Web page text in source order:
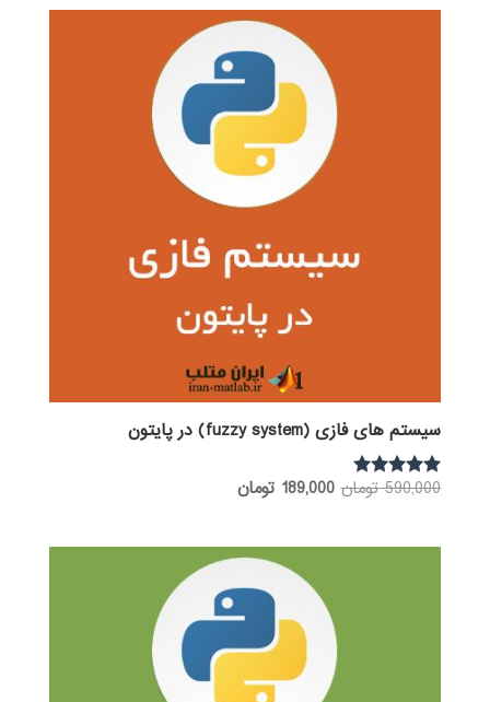
1.5
سیستم های فازی (fuzzy system) در پایتون
نمره
590,000 تومان قیمت
189,000 تومانقیمت